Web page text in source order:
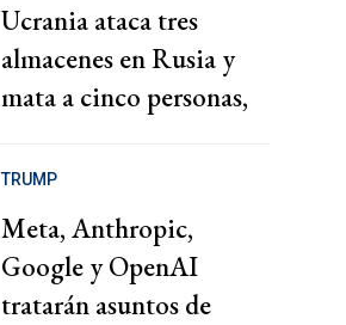
Ucrania ataca tres
almacenes en Rusia y
mata a cinco personas,
locales
TRUMP
Meta, Anthropic,
Google y OpenAI
tratarán asuntos de